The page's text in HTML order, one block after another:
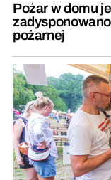
Pożar w domu
pożarnej